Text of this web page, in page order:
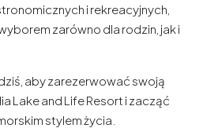
i rekreacyjnych,
zarówno dla rodzin, jak i
aby zarezerwować swoją
Lake and Life Resort i zacząć
stylem życia.